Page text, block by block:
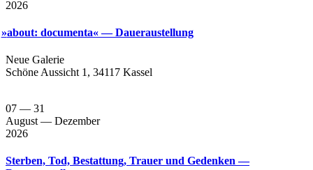
2026
»about: documenta« — Daueraustellung
Neue Gale­rie
Schö­ne Aus­sicht 1, 34117 Kassel
07 — 31
August — Dezember
2026
Sterben, Tod, Bestattung, Trauer und Gedenken —